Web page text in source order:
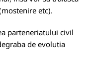
etc).
parteneriatului civil
de evolutia